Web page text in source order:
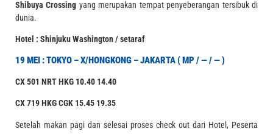
Shibuya Crossing yang merupakan tempat penyeberangan tersibuk di
dunia.
Hotel : Shinjuku Washington / setaraf
19 MEI : TOKYO – X/HONGKONG – JAKARTA ( MP / — / — )
CX 501 NRT HKG 10.40 14.40
CX 719 HKG CGK 15.45 19.35
Setelah makan pagi dan selesai proses check out dari Hotel, Peserta